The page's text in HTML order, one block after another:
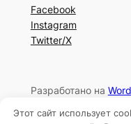
Facebook
Instagram
Twitter/X
Разработано на
Этот сайт использует